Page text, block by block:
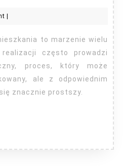
często prowadzi
proces, który może
ale z odpowiednim
znacznie prostszy.